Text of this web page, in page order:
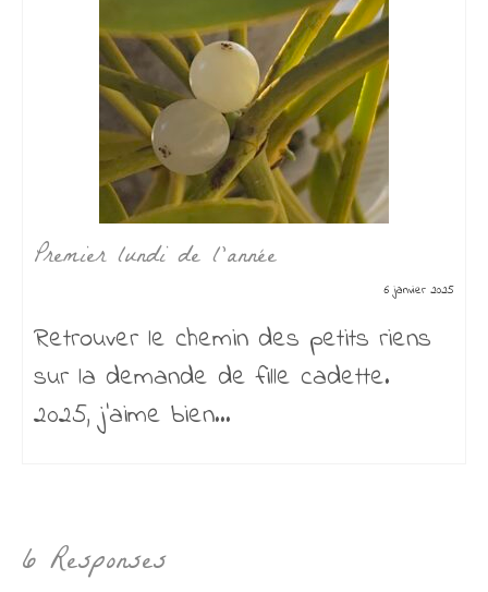
Premier lundi de l’année
6 janvier 2025
Retrouver le chemin des petits riens
sur la demande de fille cadette.
2025, j’aime bien...
6 Responses